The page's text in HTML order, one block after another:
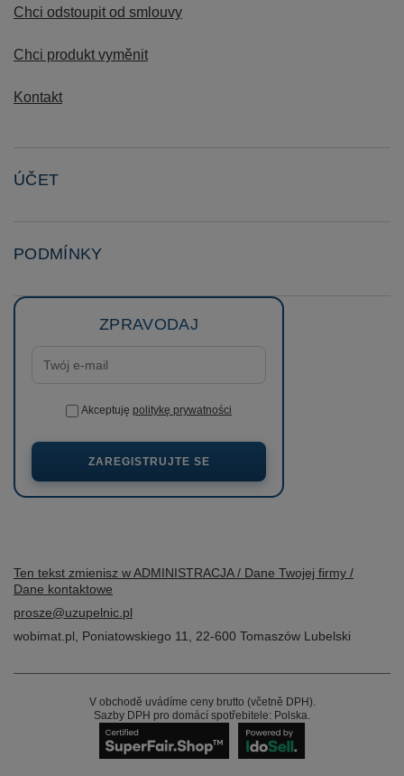
Chci odstoupit od smlouvy
Chci produkt vyměnit
Kontakt
ÚČET
PODMÍNKY
ZPRAVODAJ
Akceptuję politykę prywatności
ZAREGISTRUJTE SE
Ten tekst zmienisz w ADMINISTRACJA / Dane Twojej firmy /
Dane kontaktowe
prosze@uzupelnic.pl
wobimat.pl
Poniatowskiego 11 22-600 Tomaszów Lubelski
V obchodě uvádíme ceny brutto (včetně DPH).
Sazby DPH pro domácí spotřebitele: Polska.